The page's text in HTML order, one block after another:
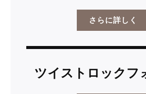
さらに詳しく
ツイストロックフ